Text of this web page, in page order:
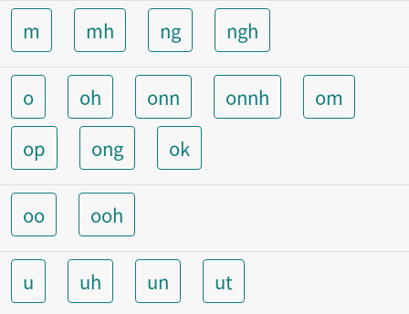
m mh ng ngh
o oh onn onnh
om
op
ong ok
oo ooh
u uh un ut